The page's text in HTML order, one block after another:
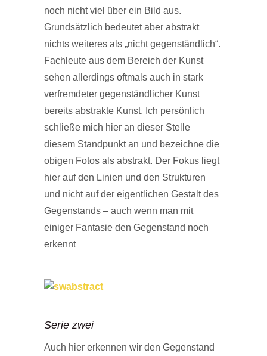
noch nicht viel über ein Bild aus.
Grundsätzlich bedeutet aber abstrakt
nichts weiteres als „nicht gegenständlich“.
Fachleute aus dem Bereich der Kunst
sehen allerdings oftmals auch in stark
verfremdeter gegenständlicher Kunst
bereits abstrakte Kunst. Ich persönlich
schließe mich hier an dieser Stelle
diesem Standpunkt an und bezeichne die
obigen Fotos als abstrakt. Der Fokus liegt
hier auf den Linien und den Strukturen
und nicht auf der eigentlichen Gestalt des
Gegenstands – auch wenn man mit
einiger Fantasie den Gegenstand noch
erkennt
Serie zwei
Auch hier erkennen wir den Gegenstand